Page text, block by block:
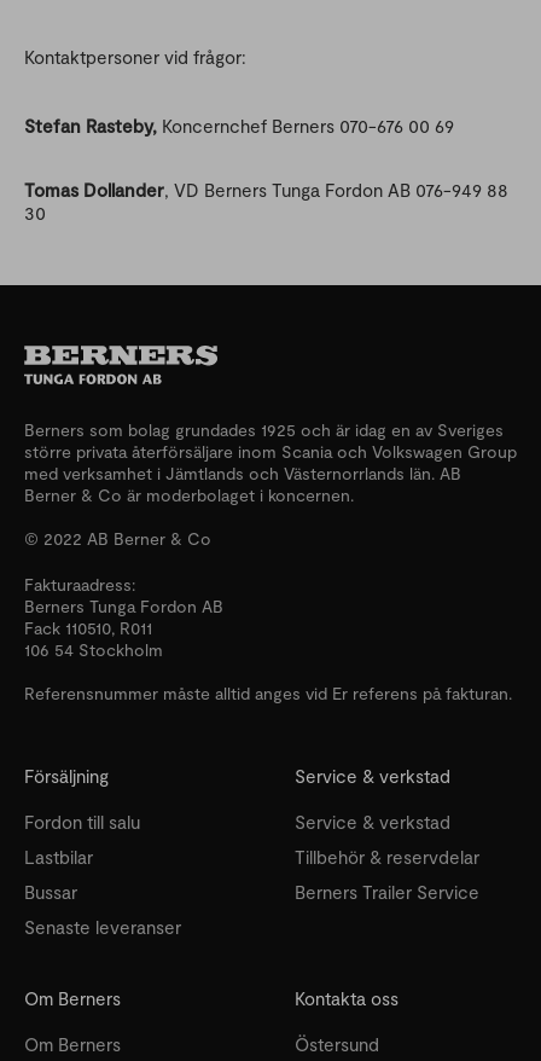
Kontaktpersoner vid frågor:
Stefan Rasteby, Koncernchef Berners 070-676 00 69
Tomas Dollander, VD Berners Tunga Fordon AB 076-949 88
30
Berners som bolag grundades 1925 och är idag en av Sveriges
större privata återförsäljare inom Scania och Volkswagen Group
med verksamhet i Jämtlands och Västernorrlands län. AB
Berner & Co är moderbolaget i koncernen.
© 2022 AB Berner & Co
Fakturaadress:
Berners Tunga Fordon AB
Fack 110510, R011
106 54 Stockholm
Referensnummer måste alltid anges vid Er referens på fakturan.
Försäljning
Fordon till salu
Lastbilar
Bussar
Senaste leveranser
Service & verkstad
Service & verkstad
Tillbehör & reservdelar
Berners Trailer Service
Om Berners
Om Berners
Kontakta oss
Östersund